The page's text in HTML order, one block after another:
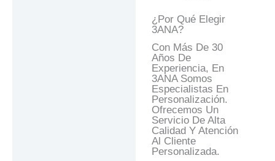
¿Por Qué Elegir
3ANA?
Con Más De 30
Años De
Experiencia, En
3ANA Somos
Especialistas En
Personalización.
Ofrecemos Un
Servicio De Alta
Calidad Y Atención
Al Cliente
Personalizada.